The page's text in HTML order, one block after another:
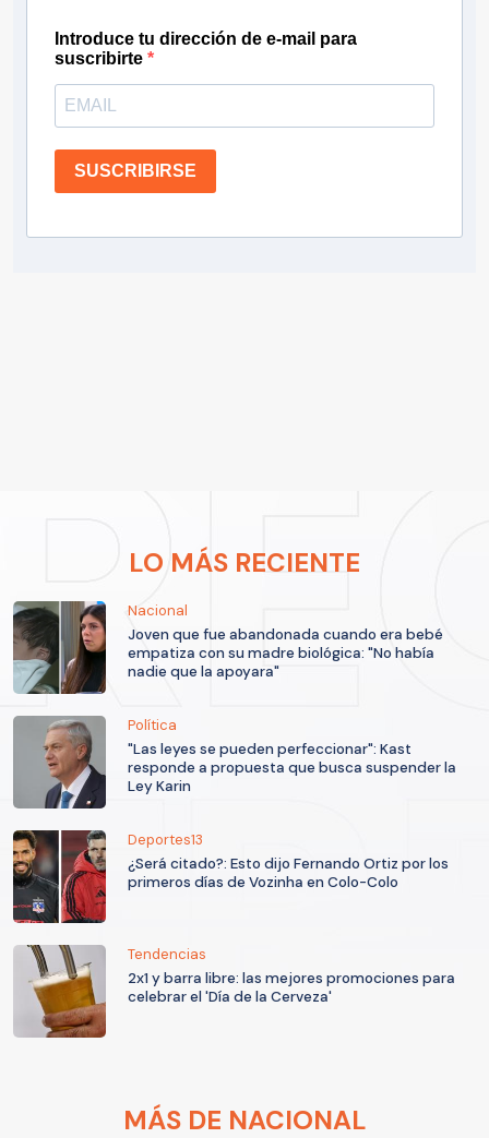
Introduce tu dirección de e-mail para
suscribirte
SUSCRIBIRSE
LO MÁS RECIENTE
Nacional
Joven que fue abandonada cuando era bebé
empatiza con su madre biológica: "No había
nadie que la apoyara"
Política
"Las leyes se pueden perfeccionar": Kast
responde a propuesta que busca suspender la
Ley Karin
Deportes13
¿Será citado?: Esto dijo Fernando Ortiz por los
primeros días de Vozinha en Colo-Colo
Tendencias
2x1 y barra libre: las mejores promociones para
celebrar el 'Día de la Cerveza'
MÁS DE NACIONAL